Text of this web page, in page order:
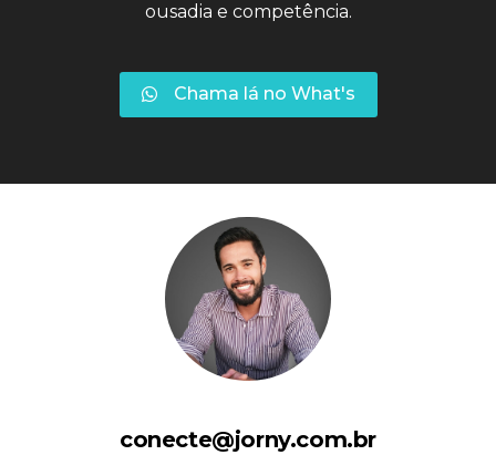
ousadia e competência.
Chama lá no What's
conecte@jorny.com.br